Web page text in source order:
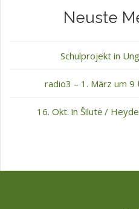
Neuste
Schulprojekt in
radio3 – 1. März um 9
16. Okt. in Šilutė /